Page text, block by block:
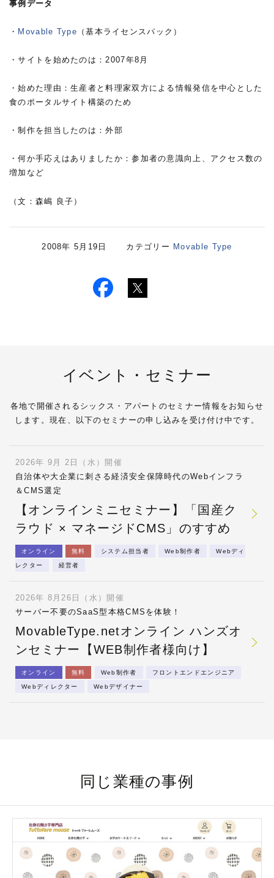
事例データ
・ Movable Type （基本ライセンスパック）
・サイトを始めたのは：2007年8月
・始めた理由：生産者と料理家双方による情報発信を中心とした
食のポータルサイト構築のため
・制作を担当したのは：外部
・何か手応えはありましたか：参加者の意識向上、アクセス数の
増加など
（文：森嶋 良子）
2008年 5月19日 カテゴリー Movable Type
イベント・セミナー
各地で開催されるシックス・アパートのセミナー情報をお知らせ
します。現在、以下のセミナーの申し込みを受け付け中です。
2026年 9月 2日（水）開催
自治体や大企業に刺さる経済安全保障時代のWebインフラ
＆CMS選定
【オンラインミニセミナー】「国産ク
ラウド × マネージドCMS」のすすめ
オンライン 無料 システム担当者 Web制作者 Webディ
レクター 経営者
2026年 8月26日（水）開催
サーバー不要のSaaS型本格CMSを体験！
MovableType.netオンライン ハンズオ
ンセミナー【WEB制作者様向け】
オンライン 無料 Web制作者 フロントエンドエンジニア
Webディレクター Webデザイナー
同じ業種の事例